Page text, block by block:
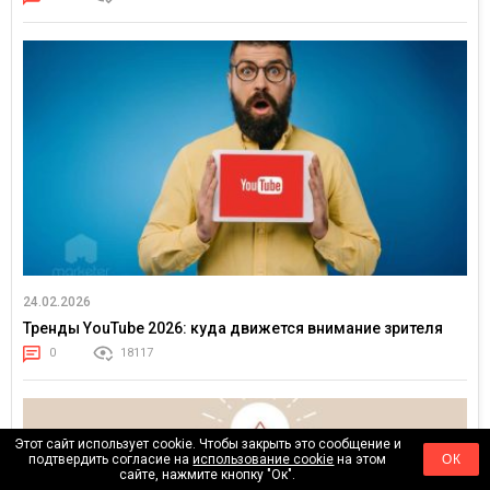
24.02.2026
Тренды YouTube 2026: куда движется внимание зрителя
0 18117
Этот сайт использует cookie. Чтобы закрыть это сообщение и
подтвердить согласие наиспользование cookie на этом
сайте, нажмите кнопку "Ок".
ОК